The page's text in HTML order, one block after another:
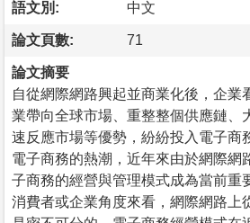
語文別: 中文
論文頁數: 71
論文摘要
自從網際網路興起並商業化後，企業
業帶向全球市場、重整整個供應鏈、
速反應市場等優勢，紛紛投入電子商
電子商務的熱潮，近年來由於網際網
子商務的經營與管理模式成為當前重
消費者或企業角度來看，網際網路上